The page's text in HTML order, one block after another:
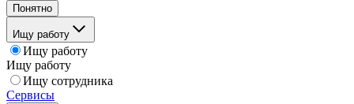
Понятно
Ищу работу
Ищу работу
Ищу работу
Ищу сотрудника
Сервисы